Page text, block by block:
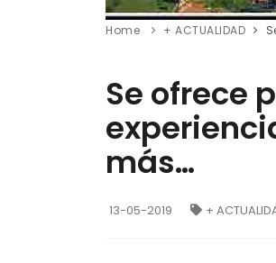
Home + ACTUALIDAD
Se ofrece
más…
13-05-2019 +